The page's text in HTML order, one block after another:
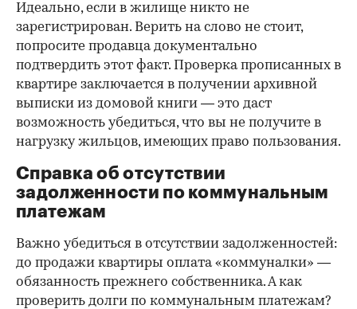
Идеально, если в жилище никто не
зарегистрирован. Верить на слово не стоит,
попросите продавца документально
подтвердить этот факт. Проверка прописанных в
квартире заключается в получении архивной
выписки из домовой книги — это даст
возможность убедиться, что вы не получите в
нагрузку жильцов, имеющих право пользования.
Справка об отсутствии
задолженности по коммунальным
платежам
Важно убедиться в отсутствии задолженностей:
до продажи квартиры оплата «коммуналки» —
обязанность прежнего собственника. А как
проверить долги по коммунальным платежам?